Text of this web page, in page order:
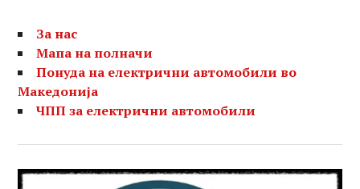
За нас
Мапа на полначи
Понуда на електрични автомобили во
Македонија
ЧПП за електрични автомобили